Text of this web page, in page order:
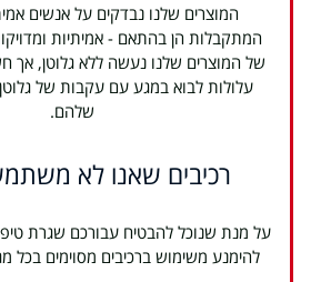
המוצרים שלנו נבדקים על אנשים
המתקבלות הן בהתאם - אמיתיות
של המוצרים שלנו נעשה ללא גלוטן, אך
עלולות לבוא במגע עם עקבות של
שלהם.
רכיבים שאנו לא
על מנת שנוכל להבטיח עבורכם שגרת
להימנע משימוש ברכיבים מסוימים בכל